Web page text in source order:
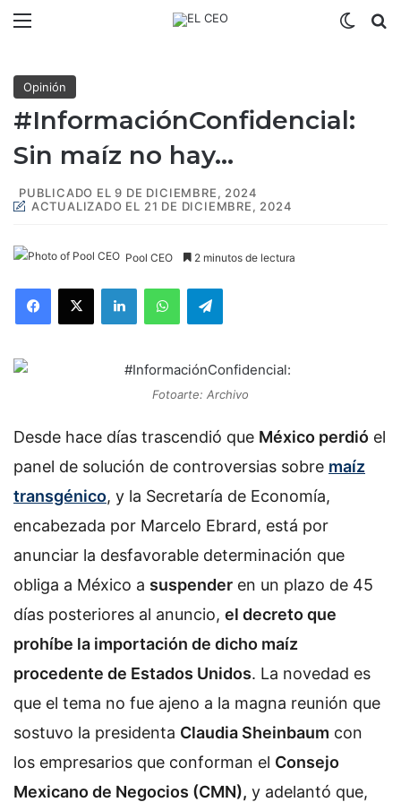
Opinión
#InformaciónConfidencial:
Sin maíz no hay…
PUBLICADO EL 9 DE DICIEMBRE, 2024
ACTUALIZADO EL 21 DE DICIEMBRE, 2024
Pool CEO 2 minutos de lectura
Fotoarte: Archivo
Desde hace días trascendió que México perdió el
panel de solución de controversias sobre maíz
transgénico, y la Secretaría de Economía,
encabezada por Marcelo Ebrard, está por
anunciar la desfavorable determinación que
obliga a México a suspender en un plazo de 45
días posteriores al anuncio, el decreto que
prohíbe la importación de dicho maíz
procedente de Estados Unidos. La novedad es
que el tema no fue ajeno a la magna reunión que
sostuvo la presidenta Claudia Sheinbaum con
los empresarios que conforman el Consejo
Mexicano de Negocios (CMN), y adelantó que,